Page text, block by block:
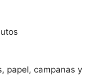
papel, campanas y